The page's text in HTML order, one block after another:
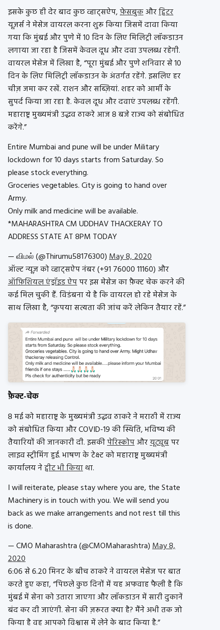
इसके कुछ ही देर बाद कुछ व्हाट्सऐप,फ़ेसबुकऔरट्विटर
यूज़र्स ने मेसेज वायरल करना शुरू किया जिसमें दावा किया
गया कि मुंबई और पुणे में 10 दिन के लिए मिलिट्री लॉकडाउन
लगाया जा रहा है जिसमें केवल दूध और दवा उपलब्ध रहेगी.
वायरल मेसेज में लिखा है, “पूरा मुंबई और पुणे शनिवार से 10
दिन के लिए मिलिट्री लॉकडाउन के अंतर्गत रहेंगे. इसलिए हर
चीज़ जमा कर रखें. राशन और सब्ज़ियां. शहर को आर्मी के
सुपर्द किया जा रहा है. केवल दूध और दवाएं उपलब्ध रहेंगी.
महाराष्ट्र मुख्यमंत्री उद्धव ठाकरे आज 8 बजे राज्य को संबोधित
करेंगे.”
Entire Mumbai and pune will be under Military
lockdown for 10 days starts from Saturday. So
please stock everything.
Groceries vegetables. City is going to hand over
Army.
Only milk and medicine will be available.
*MAHARASHTRA CM UDDHAV THACKERAY TO
ADDRESS STATE AT 8PM TODAY
— விமல் (@Thirumu58176300)May 8, 2020
ऑल्ट न्यूज़ को व्हाट्सऐप नंबर (+91 76000 11160) और
ऑफ़िशियल एंड्रॉइड ऐपपर इस मेसेज का फ़ैक्ट चेक करने की
कई मिल चुकी हैं. विडंबना ये है कि वायरल हो रहे मेसेज के
साथ लिखा है, “कृपया सत्यता की जांच करें लेकिन तैयार रहें.”
फ़ैक्ट-चेक
8 मई को महाराष्ट्र के मुख्यमंत्री उद्धव ठाकरे ने मराठी में राज्य
को संबोधित किया और COVID-19 की स्थिति, भविष्य की
तैयारियों की जानकारी दी. इसकीपेरिस्कोपऔरयूट्यूबपर
लाइव स्ट्रीमिंग हुई. भाषण के टेक्स्ट को महाराष्ट्र मुख्यमंत्री
कार्यालय नेट्वीट भी कियाथा.
I will reiterate, please stay where you are, the State
Machinery is in touch with you. We will send you
back as we make arrangements and not rest till this
is done.
— CMO Maharashtra (@CMOMaharashtra)May 8,
2020
6:06 से 6.20 मिनट के बीच ठाकरे ने वायरल मेसेज पर बात
करते हुए कहा, “पिछले कुछ दिनों में यह अफवाह फैली है कि
मुंबई में सेना को उतारा जाएगा और लॉकडाउन में सारी दुकानें
बंद कर दी जाएंगी. सेना की ज़रूरत क्या है? मैंने अभी तक जो
किया है वह आपको विश्वास में लेने के बाद किया है.”